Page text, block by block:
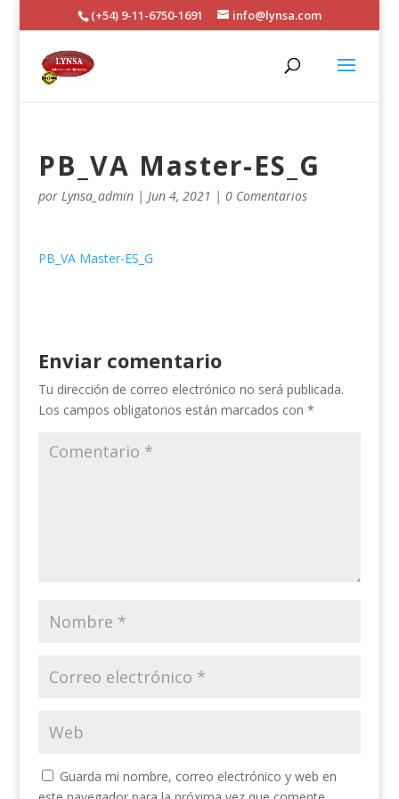
(+54) 9-11-6750-1691 info@lynsa.com
PB_VA Master-ES_G
por Lynsa_admin| Jun 4, 2021 | 0 Comentarios
PB_VA Master-ES_G
Enviar comentario
Tu dirección de correo electrónico no será publicada.
Los campos obligatorios están marcados con *
Guarda mi nombre, correo electrónico y web en